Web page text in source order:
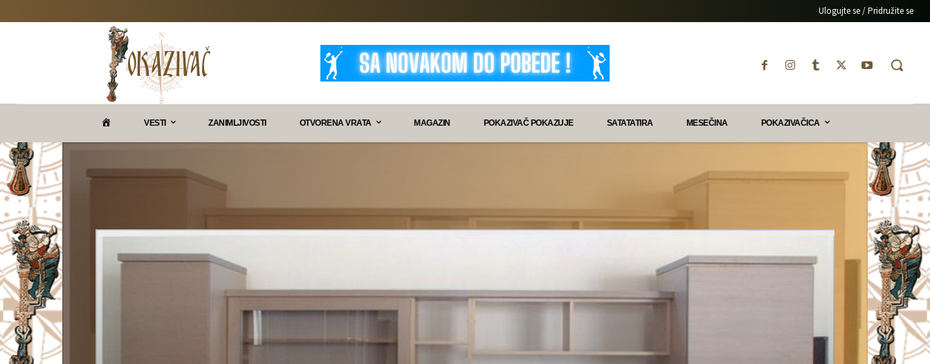
Ulogujte se / Pridružite se
A
VESTI ZANIMLJIVOSTI OTVORENA VRATA MAGAZIN POKAZIVAČ POKAZUJE SATATATIRA MESEČINA POKAZIVAČICA